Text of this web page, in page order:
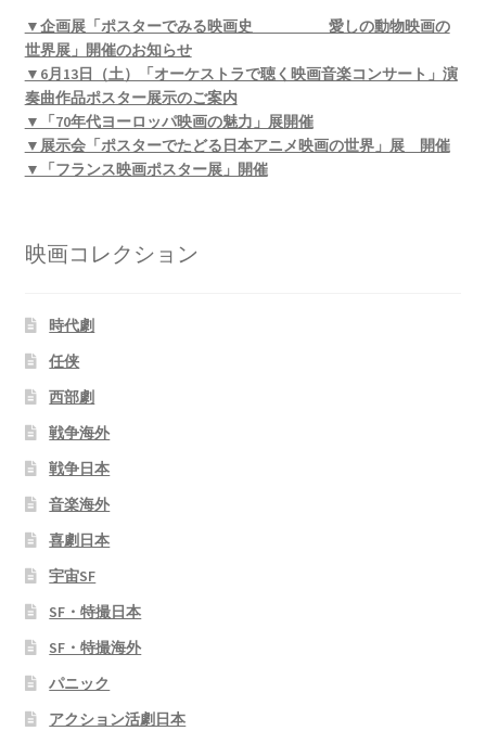
▼企画展「ポスターでみる映画史 愛しの動物映画の
世界展」開催のお知らせ
▼6月13日（土）「オーケストラで聴く映画音楽コンサート」演
奏曲作品ポスター展示のご案内
▼「70年代ヨーロッパ映画の魅力」展開催
▼展示会「ポスターでたどる日本アニメ映画の世界」展 開催
▼「フランス映画ポスター展」開催
映画コレクション
時代劇
任侠
西部劇
戦争海外
戦争日本
音楽海外
喜劇日本
宇宙SF
SF・特撮日本
SF・特撮海外
パニック
アクション活劇日本